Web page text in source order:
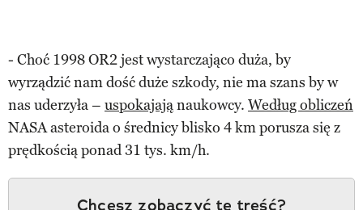
- Choć 1998 OR2 jest wystarczająco duża, by
wyrządzić nam dość duże szkody, nie ma szans by w
nas uderzyła – uspokajająnaukowcy. Według obliczeń
NASA asteroida o średnicy blisko 4 km porusza się z
prędkością ponad 31 tys. km/h.
Chcesz zobaczyć tę treść?